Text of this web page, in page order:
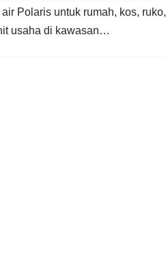
Polaris untuk rumah, kos, ruko,
usaha di kawasan…